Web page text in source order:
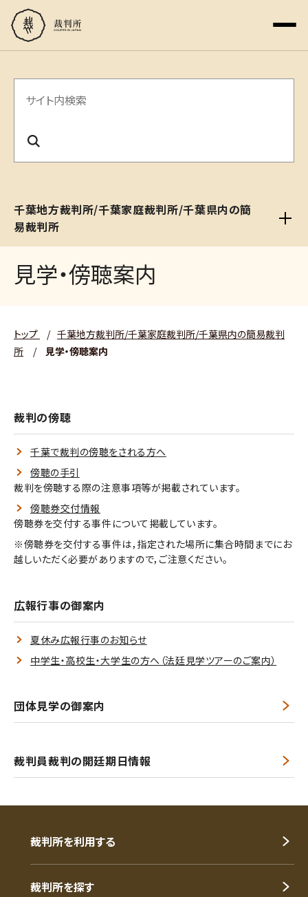
サ
内
索
千葉地方裁判所/千葉家庭裁判所/千葉県内の簡
易裁判所
見学・傍聴案内
トップ / 千葉地方裁判所/千葉家庭裁判所/千葉県内の簡易裁判
所
/ 見学・傍聴案内
裁判の傍聴
千葉で裁判の傍聴をされる方へ
傍聴の手引
裁判を傍聴する際の注意事項等が掲載されています。
傍聴券交付情報
傍聴券を交付する事件について掲載しています。
※傍聴券を交付する事件は，指定された場所に集合時間までにお
越しいただく必要がありますので，ご注意ください。
広報行事の御案内
夏休み広報行事のお知らせ
中学生・高校生・大学生の方へ（法廷見学ツアーのご案内）
団体見学の御案内
裁判員裁判の開廷期日情報
裁判所を利用する
裁判所を探す